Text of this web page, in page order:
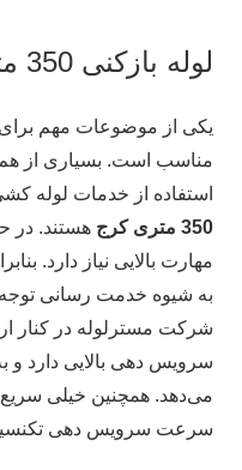
لوله بازکنی 350 متری کرج ارزان قیمت
یکی از موضوعات مهم
مناسب است. بسیاری از
استفاده از خدمات لوله
350 متری کرج
هستند. در
مهارت بالایی نیاز دارد.
به شیوه خدمت رسانی توجه
شرکت مسترلوله در کنار
سرویس دهی بالایی دارد و
می‌دهد. همچنین خیلی
سرعت سرویس دهی